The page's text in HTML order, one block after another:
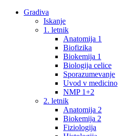
Gradiva
Iskanje
1. letnik
Anatomija 1
Biofizika
Biokemija 1
Biologija celice
Sporazumevanje
Uvod v medicino
NMP 1+2
2. letnik
Anatomija 2
Biokemija 2
Fiziologija